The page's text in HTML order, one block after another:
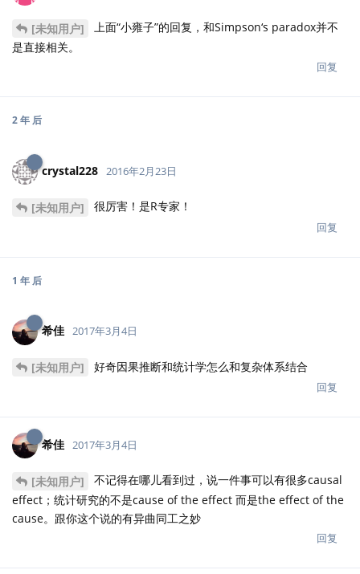
[未知用户]
上面“小雍子”的回复，和Simpson‘s paradox并不
是直接相关。
回复
2 年 后
crystal228 2016年2月23日
[未知用户] 很厉害！是R专家！
回复
1 年 后
希佳 2017年3月4日
[未知用户] 好奇因果推断和统计学怎么和复杂体系结合
回复
希佳 2017年3月4日
[未知用户]
不记得在哪儿看到过，说一件事可以有很多causal
effect；统计研究的不是cause of the effect 而是the effect of the
cause。跟你这个说的有异曲同工之妙
回复